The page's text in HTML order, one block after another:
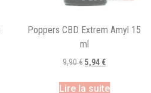
Poppers CBD Extrem Amyl 15
ml
9,90€5,94 €
Lire la suite